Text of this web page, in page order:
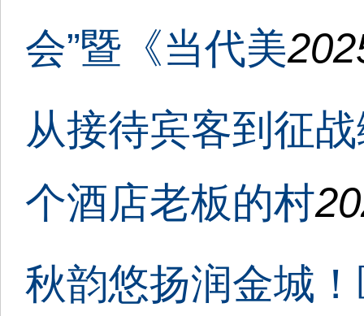
会”暨《当代美
从接待宾客到征
个酒店老板的村
秋韵悠扬润金城